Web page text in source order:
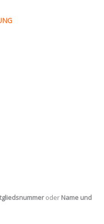
oder Name und